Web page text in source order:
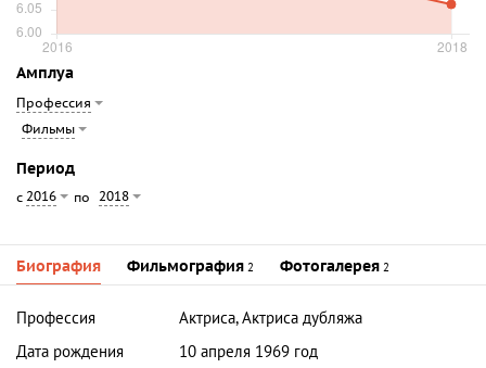
Амплуа
Профессия
Фильмы
Период
с 2016 по 2018
Биография Фильмография 2 Фотогалерея 2
Профессия
Актриса, Актриса дубляжа
Дата рождения
10 апреля 1969 год